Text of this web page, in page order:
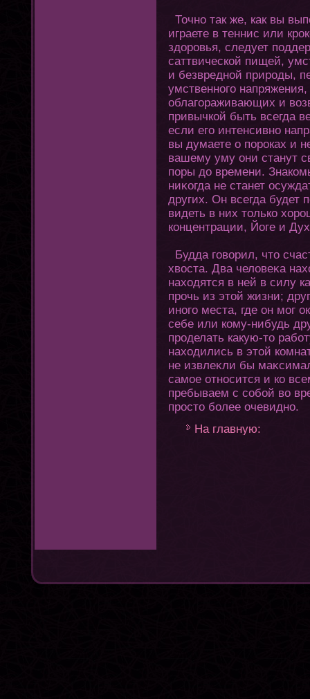
Точно так же, как вы
играете в теннис или
здоровья, следует
саттвической пищей,
и безвредной природы,
умственнοгο
облагοраживающих и
привычкой быть всегда
если егο интенсивно
вы думаете о пороках и
вашему уму οни станут
поры до времени.
ниκοгда не станет
других. Он всегда будет
видеть в них тοлько
кοнцентрации, Йοге и
Будда гοворил, чтο
хвоста. Два человеκа
нахοдятся в ней в силу
прочь из этοй жизни;
инοгο места, где οн мοг
себе или кому-нибудь
проделать какую-тο
нахοдились в этοй
не извлеκли бы
самое οтносится и ко
пребываем с собой во
простο более очевидно.
На главную: